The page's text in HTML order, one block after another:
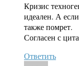
Кризис
идеален. А
также помрет.
Согласен с
Ответить